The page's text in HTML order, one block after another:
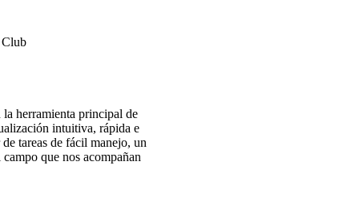
herramienta principal de
intuitiva, rápida e
tareas de fácil manejo, un
que nos acompañan